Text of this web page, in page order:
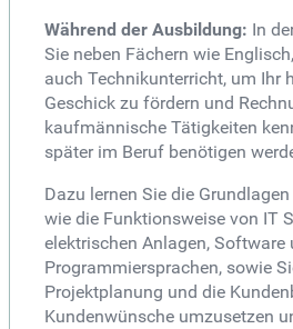
Während der Ausbildung: In
Sie neben Fächern wie
auch Technikunterricht, um Ihr
Geschick zu fördern und
kaufmännische Tätigkeiten
später im Beruf benötigen
Dazu lernen Sie die
wie die Funktionsweise von IT
elektrischen Anlagen, Software
Programmiersprachen, sowie
Projektplanung und die
Kundenwünsche umzusetzen